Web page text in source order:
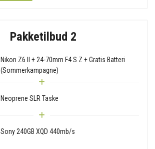
Pakketilbud 2
Nikon Z6 II + 24-70mm F4 S Z + Gratis Batteri
(Sommerkampagne)
Neoprene SLR Taske
Sony 240GB XQD 440mb/s